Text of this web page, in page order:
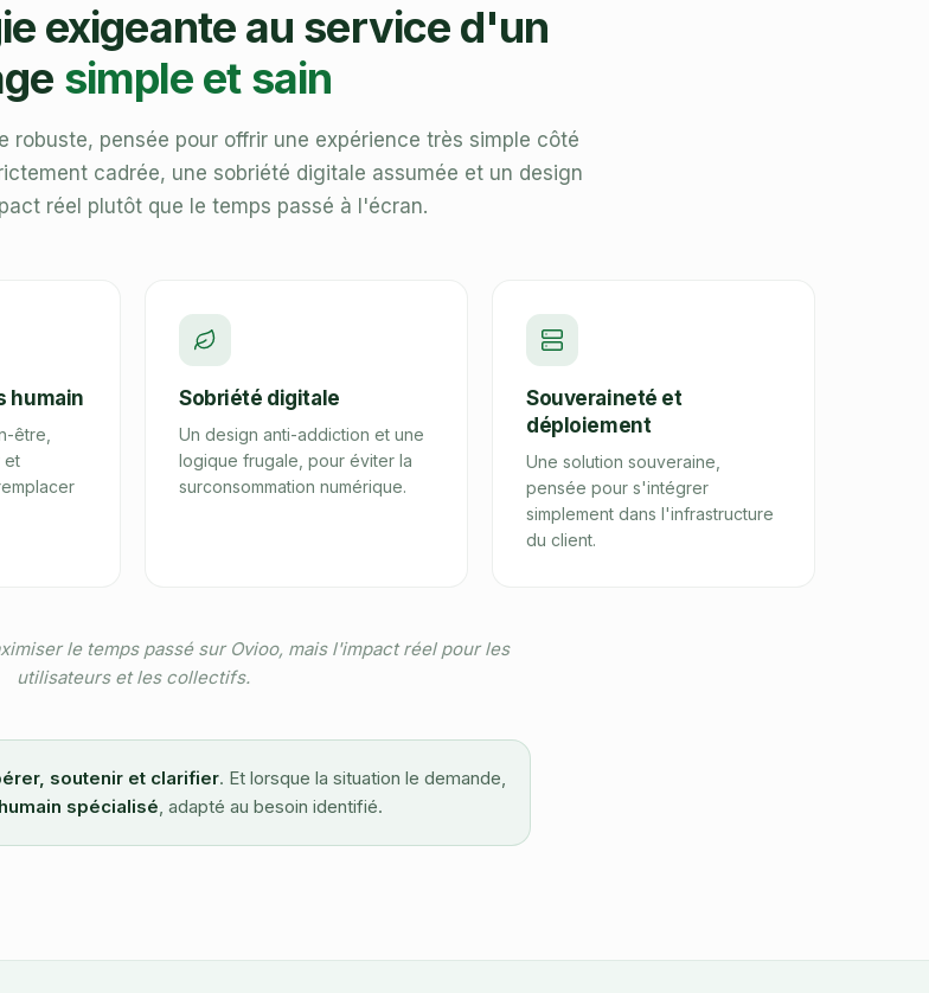
exigeante au service d'un
simple et sain
robuste, pensée pour offrir une expérience très simple côté
cadrée, une sobriété digitale assumée et un design
réel plutôt que le temps passé à l'écran.
humain
être,
et
Sobriété digitale
Un design anti-addiction et une
logique frugale, pour éviter la
surconsommation numérique.
Souveraineté et
déploiement
Une solution souveraine,
pensée pour s'intégrer
simplement dans l'infrastructure
du client.
le temps passé sur Ovioo, mais l'impact réel pour les
utilisateurs et les collectifs.
soutenir et clarifier. Et lorsque la situation le demande,
spécialisé, adapté au besoin identifié.